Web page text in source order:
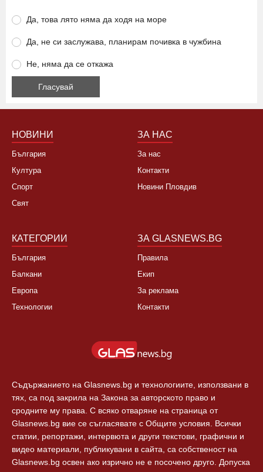
Да, това лято няма да ходя на море
Да, не си заслужава, планирам почивка в чужбина
Не, няма да се откажа
НОВИНИ
България
Култура
Спорт
Свят
ЗА НАС
За нас
Контакти
Новини Пловдив
КАТЕГОРИИ
България
Балкани
Европа
Технологии
ЗА GLASNEWS.BG
Правила
Екип
За реклама
Контакти
Съдържанието на Glasnews.bg и технологиите, използвани в
тях, са под закрила на Закона за авторското право и
сродните му права. С всяко отваряне на страница от
Glasnews.bg вие се съгласявате с Общите условия. Всички
статии, репортажи, интервюта и други текстови, графични и
видео материали, публикувани в сайта, са собственост на
Glasnews.bg освен ако изрично не е посочено друго. Допуска